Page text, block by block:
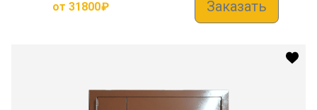
от 31800₽ Заказать